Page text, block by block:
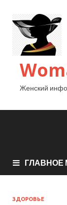
Женский
ЗДОРОВЬЕ